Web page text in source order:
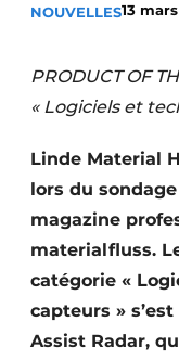
Termes et
NOUVELLES13
PRODUCT OF
« Logiciels et
Linde Material
lors du
magazine
materialfluss.
catégorie «
capteurs »
Assist Radar,